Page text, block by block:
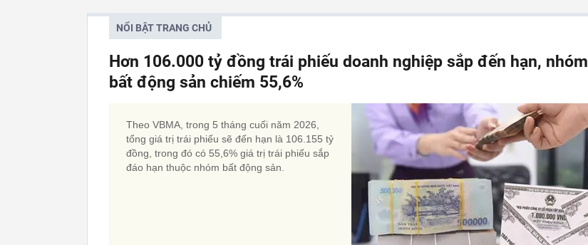
NỔI BẬT TRANG CHỦ
Hơn 106.000 tỷ đồng trái phiếu doanh nghiệp sắp đến hạn, nhóm
bất động sản chiếm 55,6%
Theo VBMA, trong 5 tháng cuối năm 2026,
tổng giá trị trái phiếu sẽ đến hạn là 106.155 tỷ
đồng, trong đó có 55,6% giá trị trái phiếu sắp
đáo hạn thuộc nhóm bất động sản.